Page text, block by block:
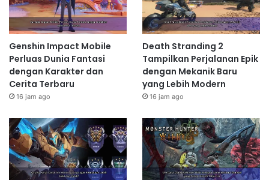
Genshin Impact Mobile
Perluas Dunia Fantasi
dengan Karakter dan
Cerita Terbaru
16 jam ago
Death Stranding 2
Tampilkan Perjalanan Epik
dengan Mekanik Baru
yang Lebih Modern
16 jam ago